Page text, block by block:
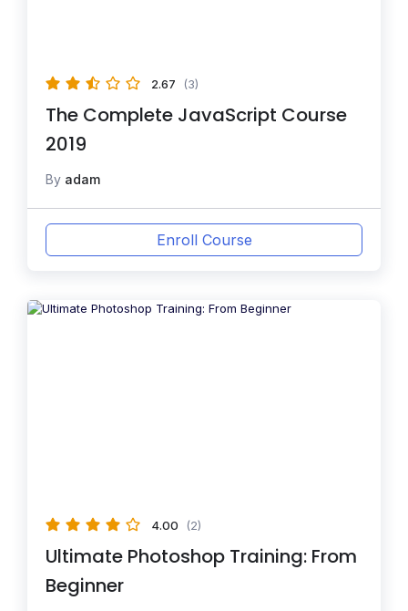
2.67 (3)
The Complete JavaScript Course
2019
By adam
Enroll Course
4.00 (2)
Ultimate Photoshop Training: From
Beginner